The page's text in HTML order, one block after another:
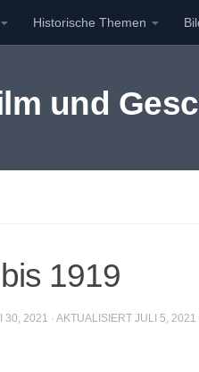
Historische Themen
und
1919
30, 2021 · AKTUALISIERT JULI 5, 2021